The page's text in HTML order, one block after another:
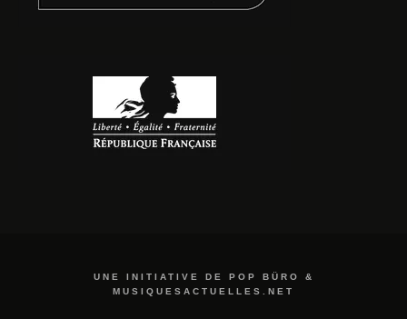
UNE INITIATIVE DE POP BÜRO &
MUSIQUESACTUELLES.NET